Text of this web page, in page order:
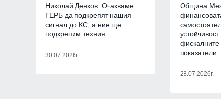
Николай Денков: Очакваме
ГЕРБ да подкрепят нашия
сигнал до КС, а ние ще
подкрепим техния
30.07.2026г.
Община
фискалните
показатели
28.07.2026г.
МНЕНИЯ И АНАЛИЗИ
Нови две кули са
археологическите
средновековния град